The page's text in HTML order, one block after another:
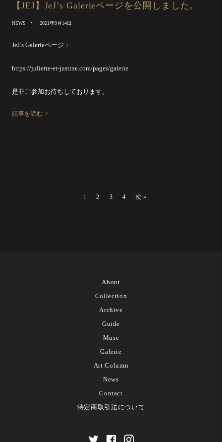
【JEJ】JeJ’s Galerieページを公開しました。
NEWS 2021年9月14日
JeJ’s Galerieページ：
https://juliette-et-justine.com/pages/galerie
是非ご参加お待ちしております。
記事を読む >
1 2 3 4 次 »
About
Collection
Archive
Guide
Muse
Galerie
Art Column
News
Contact
特定商取引法について
TwitterFacebookInstagram